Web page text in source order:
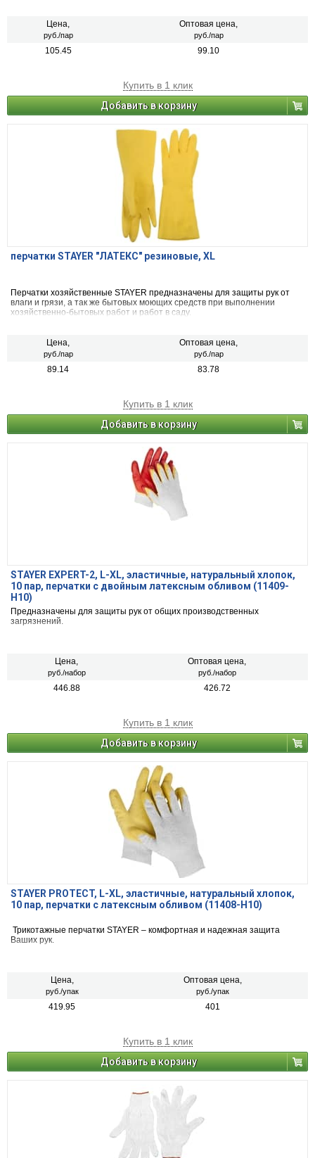
Цена,
руб./пар
Оптовая цена,
руб./пар
105.45 99.10
Купить в 1 клик
Добавить в корзину
перчатки STAYER "ЛАТЕКС" резиновые, XL
Перчатки хозяйственные STAYER предназначены для защиты рук от
влаги и грязи, а так же бытовых моющих средств при выполнении
хозяйственно-бытовых работ и работ в саду.
Цена,
руб./пар
Оптовая цена,
руб./пар
89.14 83.78
Купить в 1 клик
Добавить в корзину
STAYER EXPERT-2, L-XL, эластичные, натуральный хлопок,
10 пар, перчатки с двойным латексным обливом (11409-
H10)
Предназначены для защиты рук от общих производственных
загрязнений.
Цена,
руб./набор
Оптовая цена,
руб./набор
446.88 426.72
Купить в 1 клик
Добавить в корзину
STAYER PROTECT, L-XL, эластичные, натуральный хлопок,
10 пар, перчатки с латексным обливом (11408-H10)
Трикотажные перчатки STAYER – комфортная и надежная защита
Ваших рук.
Цена,
руб./упак
Оптовая цена,
руб./упак
419.95 401
Купить в 1 клик
Добавить в корзину